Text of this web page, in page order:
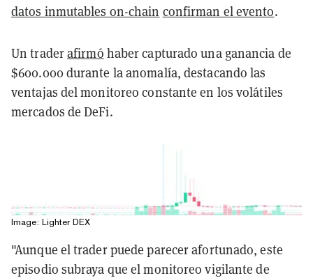
datos inmutables on-chain confirman el evento.
Un traderafirmó haber capturado una ganancia de
$600.000 durante la anomalía, destacando las
ventajas del monitoreo constante en los volátiles
mercados de DeFi.
Image: Lighter DEX
"Aunque el trader puede parecer afortunado, este
episodio subraya que el monitoreo vigilante de